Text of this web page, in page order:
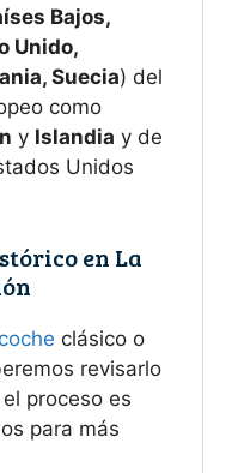
Bajos,
Unido,
Suecia) del
como
y Islandia y de
Unidos
en La
clásico o
revisarlo
proceso es
para más